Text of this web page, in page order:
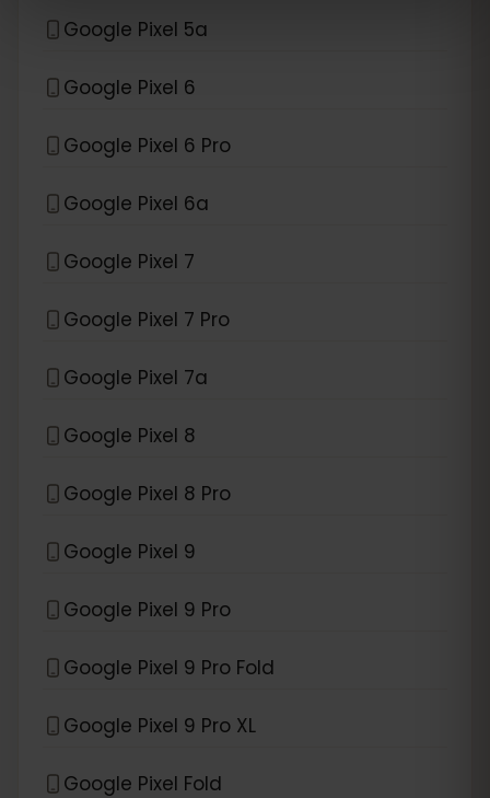
Google Pixel 5a
Google Pixel 6
Google Pixel 6 Pro
Google Pixel 6a
Google Pixel 7
Google Pixel 7 Pro
Google Pixel 7a
Google Pixel 8
Google Pixel 8 Pro
Google Pixel 9
Google Pixel 9 Pro
Google Pixel 9 Pro Fold
Google Pixel 9 Pro XL
Google Pixel Fold